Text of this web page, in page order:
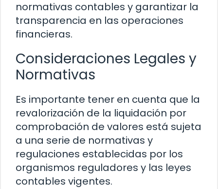
normativas contables y garantizar la
transparencia en las operaciones
financieras.
Consideraciones Legales y
Normativas
Es importante tener en cuenta que la
revalorización de la liquidación por
comprobación de valores está sujeta
a una serie de normativas y
regulaciones establecidas por los
organismos reguladores y las leyes
contables vigentes.